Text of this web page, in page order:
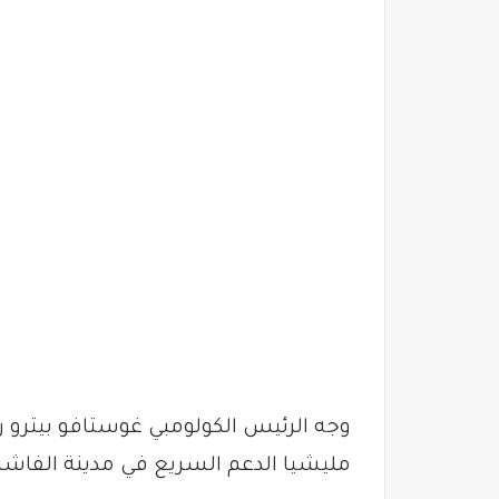
وجه الرئيس الكولومبي غوستافو
مليشيا الدعم السريع في مدينة